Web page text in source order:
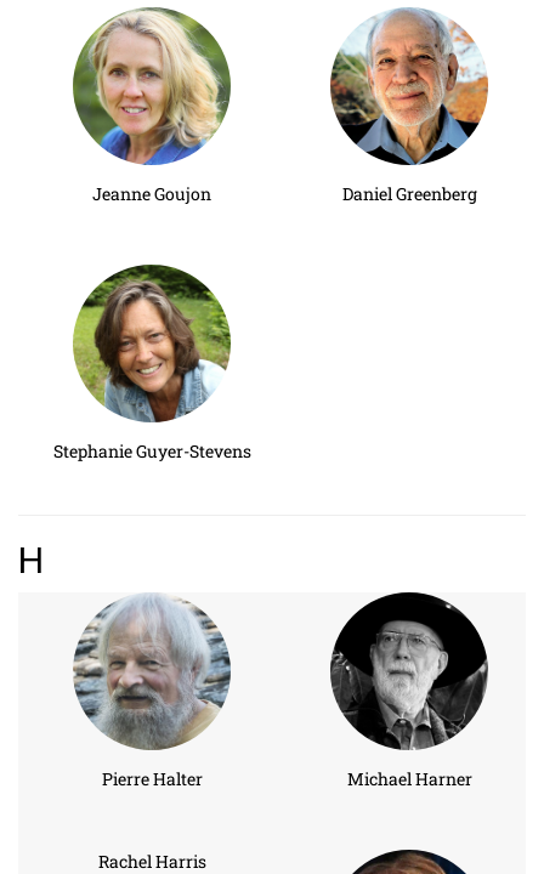
Jeanne Goujon Daniel Greenberg
Stephanie Guyer-Stevens
H
Pierre Halter Michael Harner
Rachel Harris